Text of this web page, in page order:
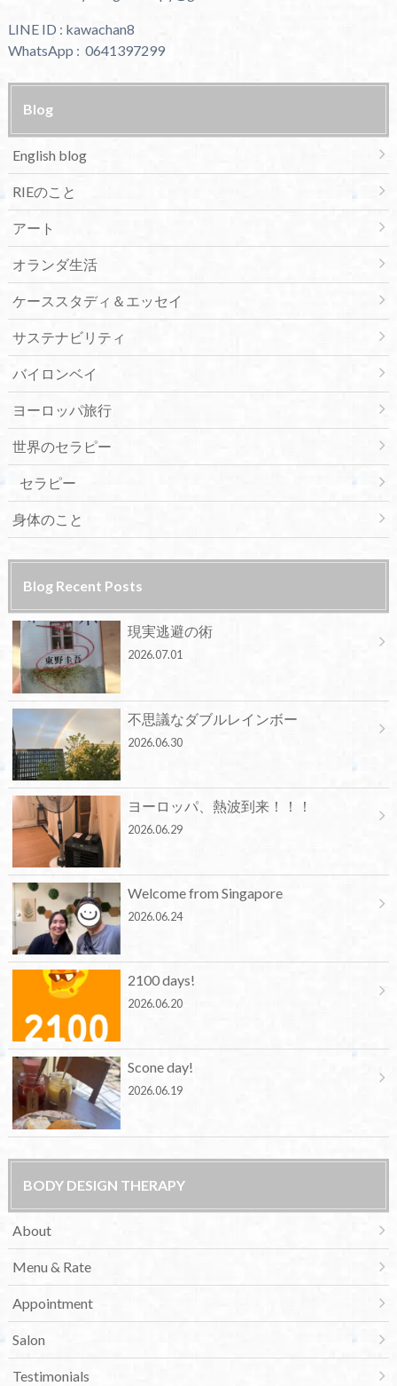
LINE ID : kawachan8
WhatsApp : 0641397299
Blog
English blog
RIEのこと
アート
オランダ生活
ケーススタディ＆エッセイ
サステナビリティ
バイロンベイ
ヨーロッパ旅行
世界のセラピー
セラピー
身体のこと
Blog Recent Posts
現実逃避の術
2026.07.01
不思議なダブルレインボー
2026.06.30
ヨーロッパ、熱波到来！！！
2026.06.29
Welcome from Singapore
2026.06.24
2100 days!
2026.06.20
Scone day!
2026.06.19
BODY DESIGN THERAPY
About
Menu & Rate
Appointment
Salon
Testimonials